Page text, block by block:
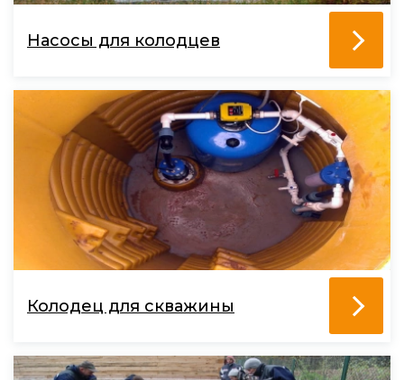
Насосы для колодцев
Колодец для скважины